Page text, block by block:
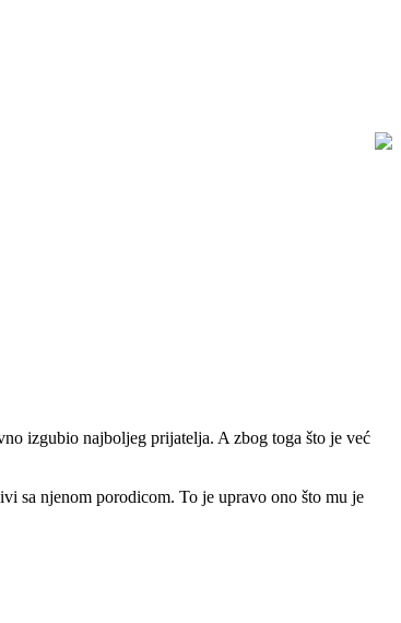
izgubio najboljeg prijatelja. A zbog toga što je već
sa njenom porodicom. To je upravo ono što mu je